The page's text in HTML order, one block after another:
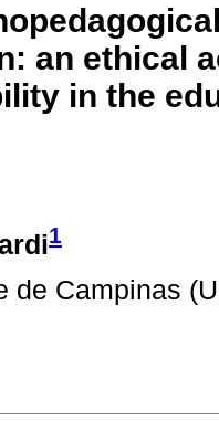
an ethical
in the
1
de Campinas